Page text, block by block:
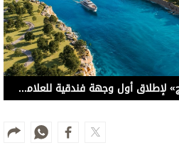
شراكة بين «مدن» و«مونتاج» لإطلاق أول وجهة فندقية للعلامة الفاخرة في مصر